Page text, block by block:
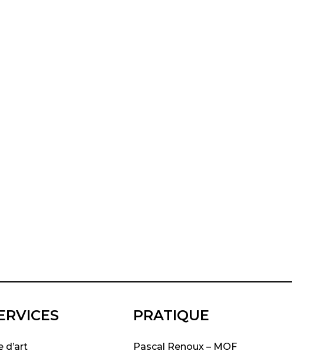
d’art
PRATIQUE
Pascal Renoux – MOF